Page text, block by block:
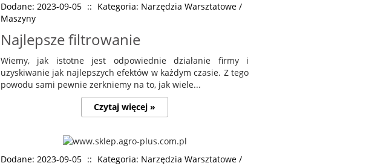
Dodane: 2023-09-05 :: Kategoria: Narzędzia Warsztatowe /
Maszyny
Najlepsze filtrowanie
Wiemy, jak istotne jest odpowiednie działanie firmy i
uzyskiwanie jak najlepszych efektów w każdym czasie. Z tego
powodu sami pewnie zerkniemy na to, jak wiele...
Czytaj więcej »
Dodane: 2023-09-05 :: Kategoria: Narzędzia Warsztatowe /